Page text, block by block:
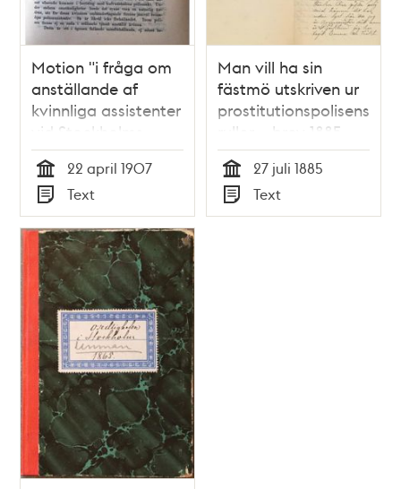
Motion "i fråga om
anställande af
kvinnliga assistenter
vid Stockholms
polis" -
Stadsfullmäktige
1907
Tid
22 april 1907
Typ
Text
Man vill ha sin
fästmö utskriven ur
prostitutionspolisens
rullor – brev 1885
Tid
27 juli 1885
Typ
Text